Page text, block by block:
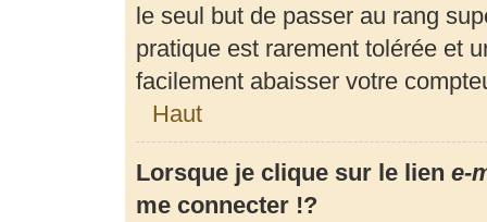
le seul but de passer au rang
pratique est rarement tolérée et
facilement abaisser votre
Haut
Lorsque je clique sur le lien e-
me connecter !?